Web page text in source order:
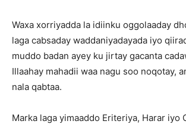
Waxa xorriyadda la idiinku oggolaaday
laga cabsaday waddaniyadayada iyo
muddo badan ayey ku jirtay gacanta
Illaahay mahadii waa nagu soo noqotay,
nala qabtaa.
Marka laga yimaaddo Eriteriya, Harar iyo